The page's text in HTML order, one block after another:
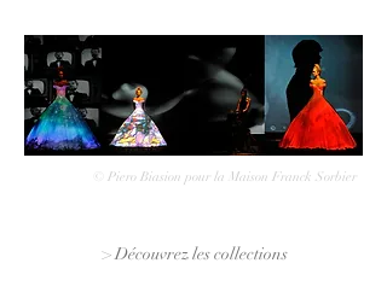
© Piero Biasion pour la Maison Franck Sorbier
> Découvrez les collections